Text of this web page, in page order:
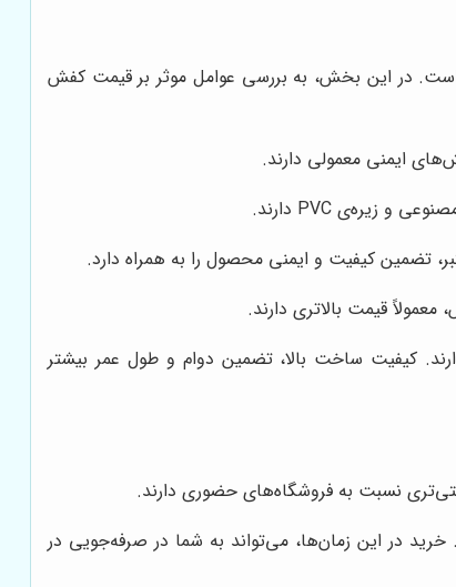
در این بخش، به بررسی عوامل موثر بر قیمت کفش
ایمنی معمولی دارند.
تضمین کیفیت و ایمنی محصول را به همراه دارد.
قیمت بالاتری دارند.
کیفیت ساخت بالا، تضمین دوام و طول عمر بیشتر
نسبت به فروشگاه‌های حضوری دارند.
در این زمان‌ها، می‌تواند به شما در صرفه‌جویی در